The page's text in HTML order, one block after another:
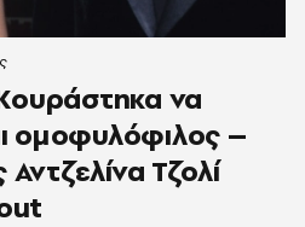
να
ομοφυλόφιλος –
Τζολί